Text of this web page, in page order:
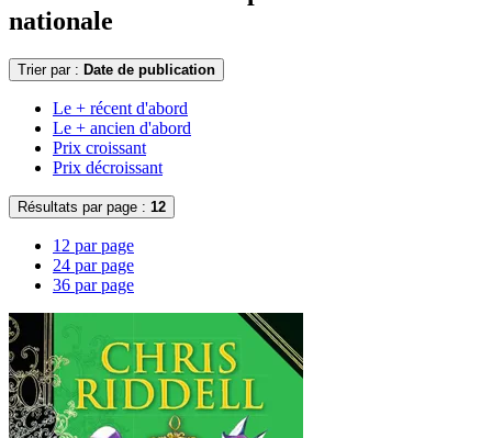
nationale
Trier par : Date de publication
Le + récent d'abord
Le + ancien d'abord
Prix croissant
Prix décroissant
Résultats par page : 12
12 par page
24 par page
36 par page